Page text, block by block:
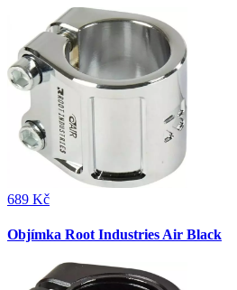
689 Kč
Objímka Root Industries Air Black